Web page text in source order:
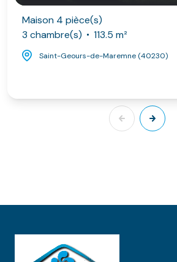
Maison 4 pièce(s)
3 chambre(s)
113.5 m²
Saint-Geours-de-Maremne (40230)